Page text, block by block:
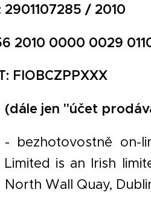
2901107285 / 2010
2010 0000 0029
FIOBCZPPXXX
(dále jen "účet
- bezhotovostně on-
Limited is an Irish
North Wall Quay,